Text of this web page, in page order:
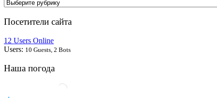
Посетители сайта
12 Users Online
Users: 10 Guests, 2 Bots
Наша погода